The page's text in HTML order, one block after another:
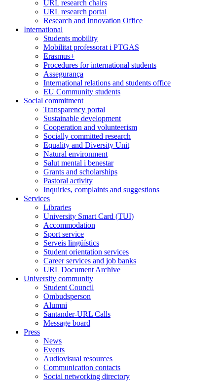
URL research chairs
URL research portal
Research and Innovation Office
International
Students mobility
Mobilitat professorat i PTGAS
Erasmus+
Procedures for international students
Assegurança
International relations and students office
EU Community students
Social commitment
Transparency portal
Sustainable development
Cooperation and volunteerism
Socially committed research
Equality and Diversity Unit
Natural environment
Salut mental i benestar
Grants and scholarships
Pastoral activity
Inquiries, complaints and suggestions
Services
Libraries
University Smart Card (TUI)
Accommodation
Sport service
Serveis lingüístics
Student orientation services
Career services and job banks
URL Document Archive
University community
Student Council
Ombudsperson
Alumni
Santander-URL Calls
Message board
Press
News
Events
Audiovisual resources
Communication contacts
Social networking directory